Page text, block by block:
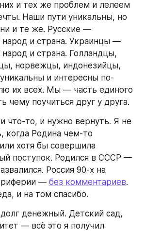
и тех же проблем и лелеем
Наши пути уникальны, но
и те же. Русские —
народ и страна. Украинцы —
и страна. Голландцы,
норвежцы, индонезийцы,
и интересны по-
их всех. Мы — часть единого
чему поучиться друг у друга.
что-то, и нужно вернуть. Я не
когда Родина чем-то
хотя бы совершила
поступок. Родился в СССР —
Россия 90-х на
— без комментариев.
и на том спасибо.
денежный. Детский сад,
— всё это я получил